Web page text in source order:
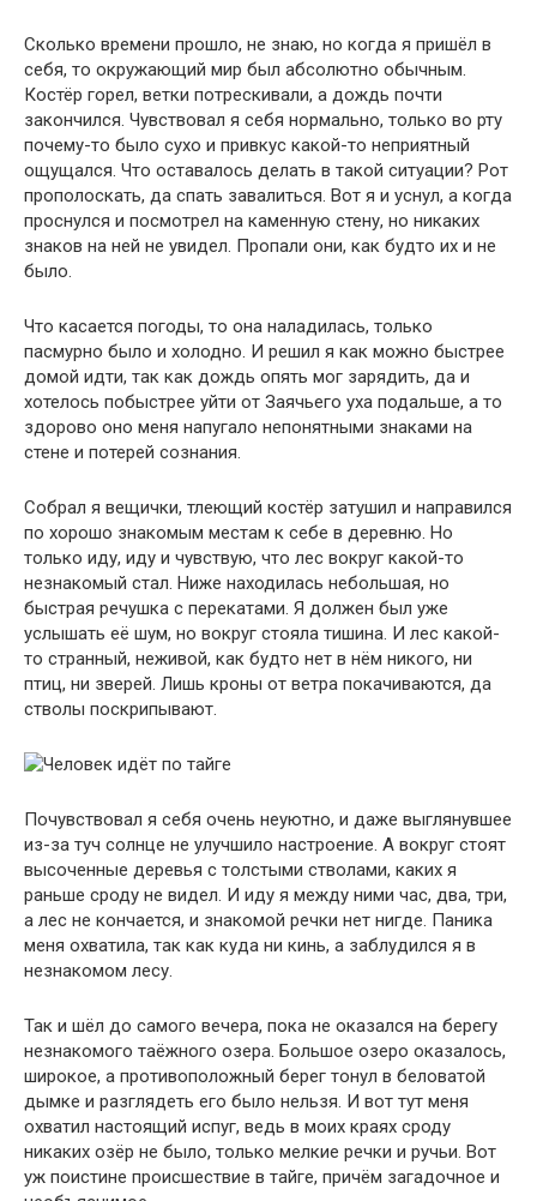
Сколько времени прошло, не знаю, но когда я пришёл в
себя, то окружающий мир был абсолютно обычным.
Костёр горел, ветки потрескивали, а дождь почти
закончился. Чувствовал я себя нормально, только во рту
почему-то было сухо и привкус какой-то неприятный
ощущался. Что оставалось делать в такой ситуации? Рот
прополоскать, да спать завалиться. Вот я и уснул, а когда
проснулся и посмотрел на каменную стену, но никаких
знаков на ней не увидел. Пропали они, как будто их и не
было.
Что касается погоды, то она наладилась, только
пасмурно было и холодно. И решил я как можно быстрее
домой идти, так как дождь опять мог зарядить, да и
хотелось побыстрее уйти от Заячьего уха подальше, а то
здорово оно меня напугало непонятными знаками на
стене и потерей сознания.
Собрал я вещички, тлеющий костёр затушил и направился
по хорошо знакомым местам к себе в деревню. Но
только иду, иду и чувствую, что лес вокруг какой-то
незнакомый стал. Ниже находилась небольшая, но
быстрая речушка с перекатами. Я должен был уже
услышать её шум, но вокруг стояла тишина. И лес какой-
то странный, неживой, как будто нет в нём никого, ни
птиц, ни зверей. Лишь кроны от ветра покачиваются, да
стволы поскрипывают.
Почувствовал я себя очень неуютно, и даже выглянувшее
из-за туч солнце не улучшило настроение. А вокруг стоят
высоченные деревья с толстыми стволами, каких я
раньше сроду не видел. И иду я между ними час, два, три,
а лес не кончается, и знакомой речки нет нигде. Паника
меня охватила, так как куда ни кинь, а заблудился я в
незнакомом лесу.
Так и шёл до самого вечера, пока не оказался на берегу
незнакомого таёжного озера. Большое озеро оказалось,
широкое, а противоположный берег тонул в беловатой
дымке и разглядеть его было нельзя. И вот тут меня
охватил настоящий испуг, ведь в моих краях сроду
никаких озёр не было, только мелкие речки и ручьи. Вот
уж поистине происшествие в тайге, причём загадочное и